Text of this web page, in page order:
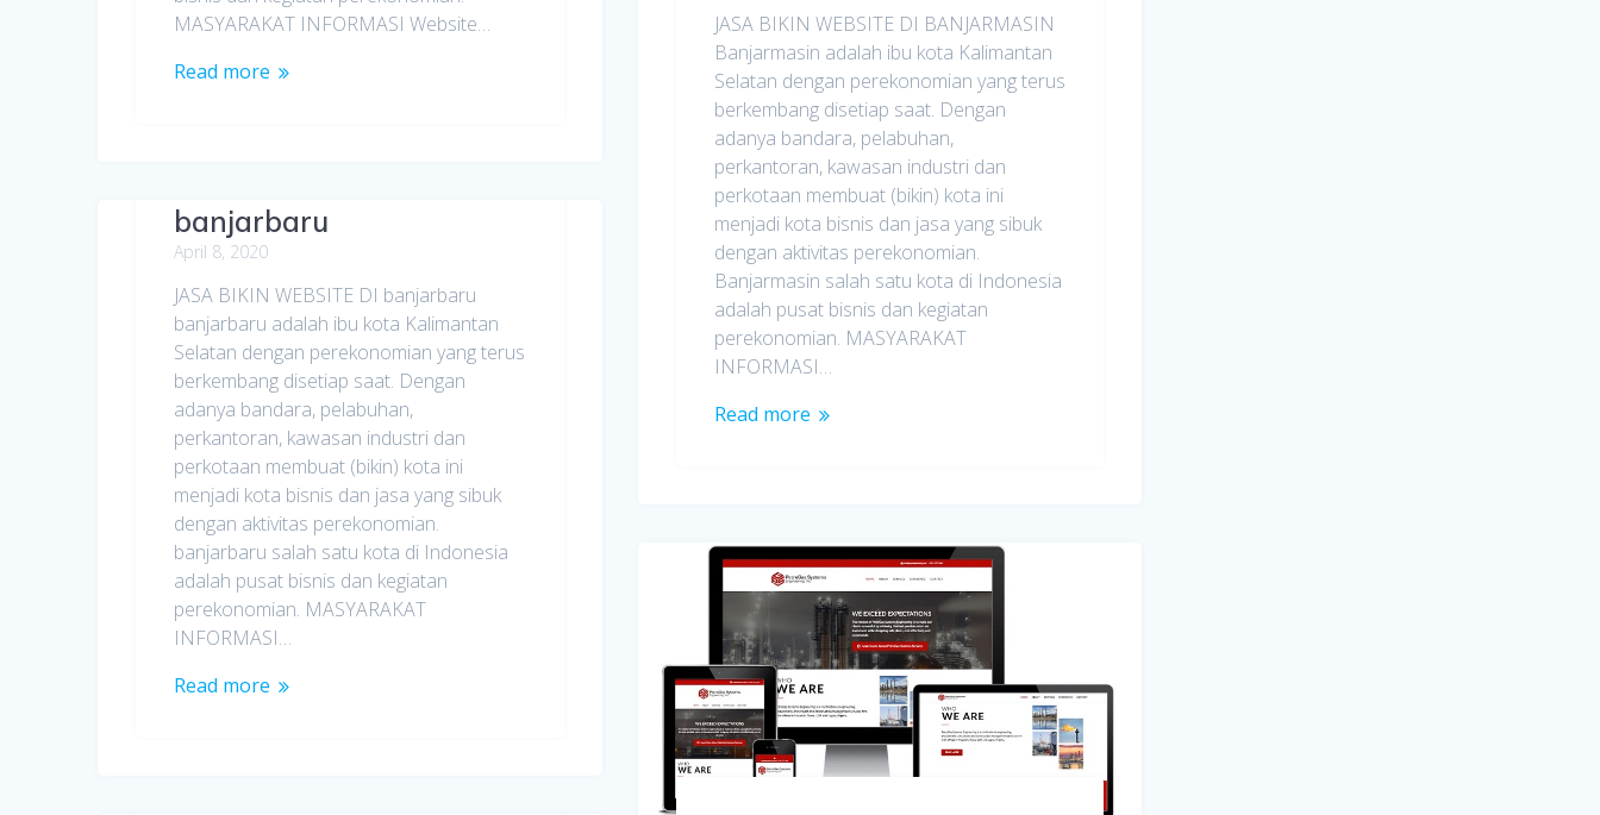
MASYARAKAT INFORMASI Website…
Read more
JASA BIKIN WEBSITE DI BANJARMASIN
Banjarmasin adalah ibu kota Kalimantan
Selatan dengan perekonomian yang terus
berkembang disetiap saat. Dengan
adanya bandara, pelabuhan,
perkantoran, kawasan industri dan
perkotaan membuat (bikin) kota ini
menjadi kota bisnis dan jasa yang sibuk
dengan aktivitas perekonomian.
Banjarmasin salah satu kota di Indonesia
adalah pusat bisnis dan kegiatan
perekonomian. MASYARAKAT
INFORMASI…
Read more
banjarbaru
April 8, 2020
JASA BIKIN WEBSITE DI banjarbaru
banjarbaru adalah ibu kota Kalimantan
Selatan dengan perekonomian yang terus
berkembang disetiap saat. Dengan
adanya bandara, pelabuhan,
perkantoran, kawasan industri dan
perkotaan membuat (bikin) kota ini
menjadi kota bisnis dan jasa yang sibuk
dengan aktivitas perekonomian.
banjarbaru salah satu kota di Indonesia
adalah pusat bisnis dan kegiatan
perekonomian. MASYARAKAT
INFORMASI…
Read more